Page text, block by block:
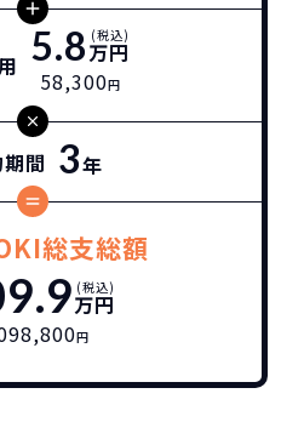
5.8万円
(税込)
58,300円
間 3年
総支総額
万円
(税込)
円